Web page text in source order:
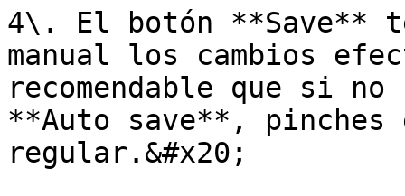
4\. El botón **Save**
manual los cambios
recomendable que si
**Auto save**, pinches
regular.&#x20;